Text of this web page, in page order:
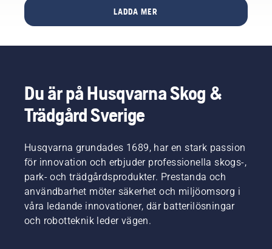
använda
redskap
för hem
och
trädgård
flera
varumärken.
Bosch
har
initierat
alliansen
och är
trädgården.
smidiga
samtidigt
är
kraftfulla.
De har
också
ett eget
förvaringssystem
som gör
att
göra
trädgårdsarbetet
kompakt
design,
smidig
batterilösning.
LADDA MER
Du är på Husqvarna Skog &
Trädgård Sverige
Husqvarna grundades 1689, har en stark passion
för innovation och erbjuder professionella skogs-,
park- och trädgårdsprodukter. Prestanda och
användbarhet möter säkerhet och miljöomsorg i
våra ledande innovationer, där batterilösningar
och robotteknik leder vägen.